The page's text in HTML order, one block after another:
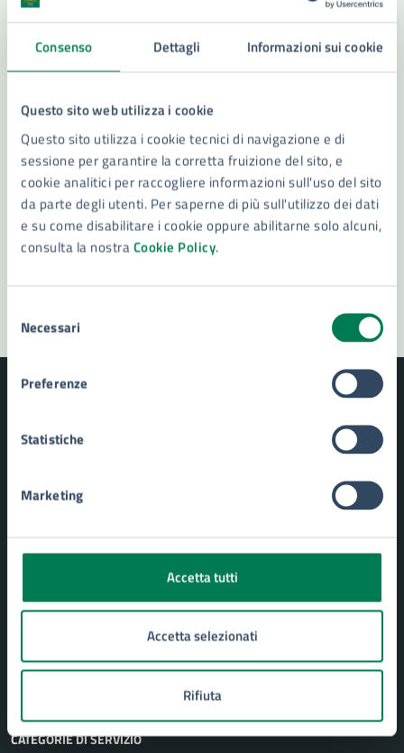
Consenso Dettagli Informazioni sui cookie
Questo sito web utilizza i cookie
Questo sito utilizza i cookie tecnici di navigazione e di
sessione per garantire la corretta fruizione del sito, e
cookie analitici per raccogliere informazioni sull'uso del sito
da parte degli utenti. Per saperne di più sull'utilizzo dei dati
e su come disabilitare i cookie oppure abilitarne solo alcuni,
consulta la nostraCookie Policy.
del
consenso
Necessari
Preferenze
Statistiche
Marketing
Accetta tutti
Accetta selezionati
Rifiuta
Contatta il comune
Richiedi assistenza
Numero verde 800299507
Prenota appuntamento
Problemi in città
Aree amministrative
Politici
Personale amministrativo
Enti e fondazioni
Documenti e Dati
CATEGORIE DI SERVIZIO